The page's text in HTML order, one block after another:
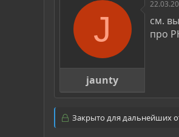
J
jaunty
см.
про
Закрыто для дальнейших